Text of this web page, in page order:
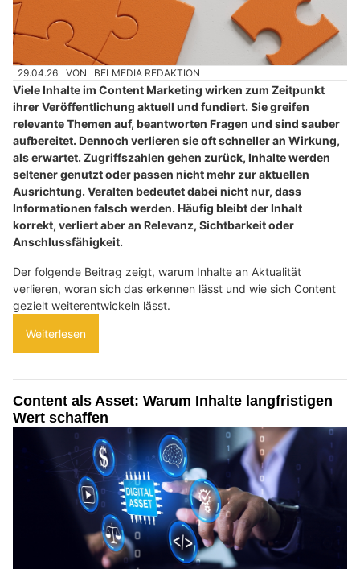
29.04.26 VON BELMEDIA REDAKTION
Viele Inhalte im Content Marketing wirken zum Zeitpunkt
ihrer Veröffentlichung aktuell und fundiert. Sie greifen
relevante Themen auf, beantworten Fragen und sind sauber
aufbereitet. Dennoch verlieren sie oft schneller an Wirkung,
als erwartet. Zugriffszahlen gehen zurück, Inhalte werden
seltener genutzt oder passen nicht mehr zur aktuellen
Ausrichtung. Veralten bedeutet dabei nicht nur, dass
Informationen falsch werden. Häufig bleibt der Inhalt
korrekt, verliert aber an Relevanz, Sichtbarkeit oder
Anschlussfähigkeit.
Der folgende Beitrag zeigt, warum Inhalte an Aktualität
verlieren, woran sich das erkennen lässt und wie sich Content
gezielt weiterentwickeln lässt.
Weiterlesen
Content als Asset: Warum Inhalte langfristigen
Wert schaffen